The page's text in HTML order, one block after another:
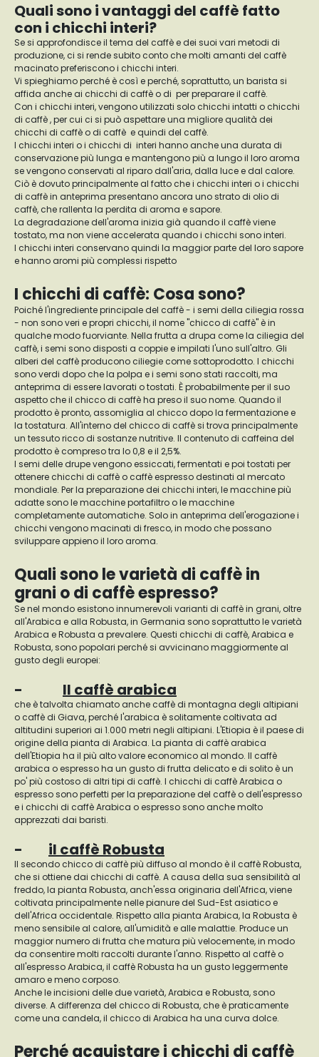
Quali sono i vantaggi del caffè fatto
con i chicchi interi?
Se si approfondisce il tema del caffè e dei suoi vari metodi di
produzione, ci si rende subito conto che molti amanti del caffè
macinato preferiscono i chicchi interi.
Vi spieghiamo perché è così e perché, soprattutto, un barista si
affida anche ai chicchi di caffè o di per preparare il caffè.
Con i chicchi interi, vengono utilizzati solo chicchi intatti o chicchi
di caffè , per cui ci si può aspettare una migliore qualità dei
chicchi di caffè o di caffè e quindi del caffè.
I chicchi interi o i chicchi di interi hanno anche una durata di
conservazione più lunga e mantengono più a lungo il loro aroma
se vengono conservati al riparo dall'aria, dalla luce e dal calore.
Ciò è dovuto principalmente al fatto che i chicchi interi o i chicchi
di caffè in anteprima presentano ancora uno strato di olio di
caffè, che rallenta la perdita di aroma e sapore.
La degradazione dell'aroma inizia già quando il caffè viene
tostato, ma non viene accelerata quando i chicchi sono interi.
I chicchi interi conservano quindi la maggior parte del loro sapore
e hanno aromi più complessi rispetto
I chicchi di caffè: Cosa sono?
Poiché l'ingrediente principale del caffè - i semi della ciliegia rossa
- non sono veri e propri chicchi, il nome "chicco di caffè" è in
qualche modo fuorviante. Nella frutta a drupa come la ciliegia del
caffè, i semi sono disposti a coppie e impilati l'uno sull'altro. Gli
alberi del caffè producono ciliegie come sottoprodotto. I chicchi
sono verdi dopo che la polpa e i semi sono stati raccolti, ma
anteprima di essere lavorati o tostati. È probabilmente per il suo
aspetto che il chicco di caffè ha preso il suo nome. Quando il
prodotto è pronto, assomiglia al chicco dopo la fermentazione e
la tostatura. All'interno del chicco di caffè si trova principalmente
un tessuto ricco di sostanze nutritive. Il contenuto di caffeina del
prodotto è compreso tra lo 0,8 e il 2,5%.
I semi delle drupe vengono essiccati, fermentati e poi tostati per
ottenere chicchi di caffè o caffè espresso destinati al mercato
mondiale. Per la preparazione dei chicchi interi, le macchine più
adatte sono le macchine portafiltro o le macchine
completamente automatiche. Solo in anteprima dell'erogazione i
chicchi vengono macinati di fresco, in modo che possano
sviluppare appieno il loro aroma.
Quali sono le varietà di caffè in
grani o di caffè espresso?
Se nel mondo esistono innumerevoli varianti di caffè in grani, oltre
all'Arabica e alla Robusta, in Germania sono soprattutto le varietà
Arabica e Robusta a prevalere. Questi chicchi di caffè, Arabica e
Robusta, sono popolari perché si avvicinano maggiormente al
gusto degli europei:
- Il caffè arabica
che è talvolta chiamato anche caffè di montagna degli altipiani
o caffè di Giava, perché l'arabica è solitamente coltivata ad
altitudini superiori ai 1.000 metri negli altipiani. L'Etiopia è il paese di
origine della pianta di Arabica. La pianta di caffè arabica
dell'Etiopia ha il più alto valore economico al mondo. Il caffè
arabica o espresso ha un gusto di frutta delicato e di solito è un
po' più costoso di altri tipi di caffè. I chicchi di caffè Arabica o
espresso sono perfetti per la preparazione del caffè o dell'espresso
e i chicchi di caffè Arabica o espresso sono anche molto
apprezzati dai baristi.
- il caffè Robusta
Il secondo chicco di caffè più diffuso al mondo è il caffè Robusta,
che si ottiene dai chicchi di caffè. A causa della sua sensibilità al
freddo, la pianta Robusta, anch'essa originaria dell'Africa, viene
coltivata principalmente nelle pianure del Sud-Est asiatico e
dell'Africa occidentale. Rispetto alla pianta Arabica, la Robusta è
meno sensibile al calore, all'umidità e alle malattie. Produce un
maggior numero di frutta che matura più velocemente, in modo
da consentire molti raccolti durante l'anno. Rispetto al caffè o
all'espresso Arabica, il caffè Robusta ha un gusto leggermente
amaro e meno corposo.
Anche le incisioni delle due varietà, Arabica e Robusta, sono
diverse. A differenza del chicco di Robusta, che è praticamente
come una candela, il chicco di Arabica ha una curva dolce.
Perché acquistare i chicchi di caffè